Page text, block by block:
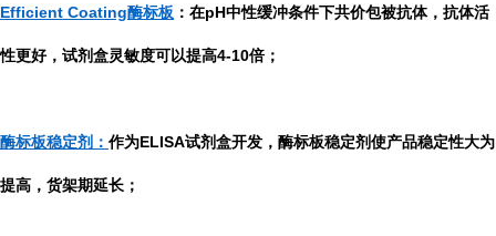
Efficient Coating酶标板 ：在pH中性缓冲条件下共价包被抗体，抗体活
性更好，试剂盒灵敏度可以提高4-10倍；
酶标板稳定剂： 作为ELISA试剂盒开发，酶标板稳定剂使产品稳定性大为
提高，货架期延长；